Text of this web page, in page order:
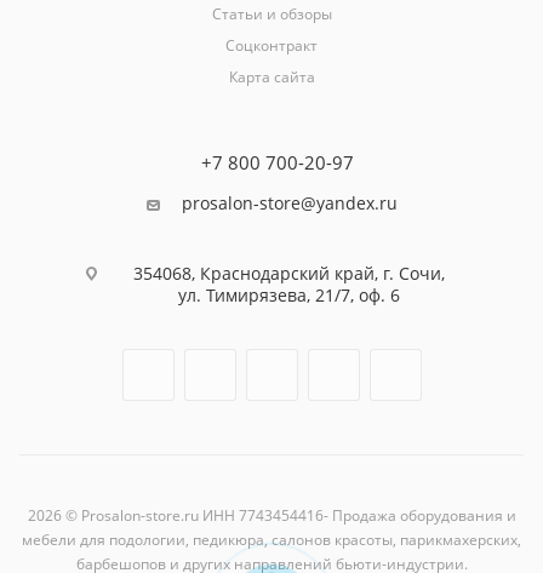
Статьи и обзоры
Соцконтракт
Карта сайта
+7 800 700-20-97
prosalon-store@yandex.ru
354068, Краснодарский край, г. Сочи,
ул. Тимирязева, 21/7, оф. 6
2026 © Prosalon-store.ru ИНН 7743454416- Продажа оборудования и
мебели для подологии, педикюра, салонов красоты, парикмахерских,
барбешопов и других направлений бьюти-индустрии.